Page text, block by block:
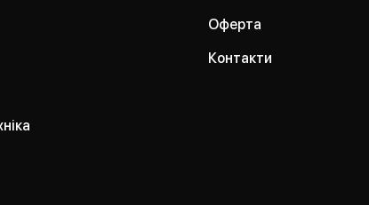
Оферта
Контакти